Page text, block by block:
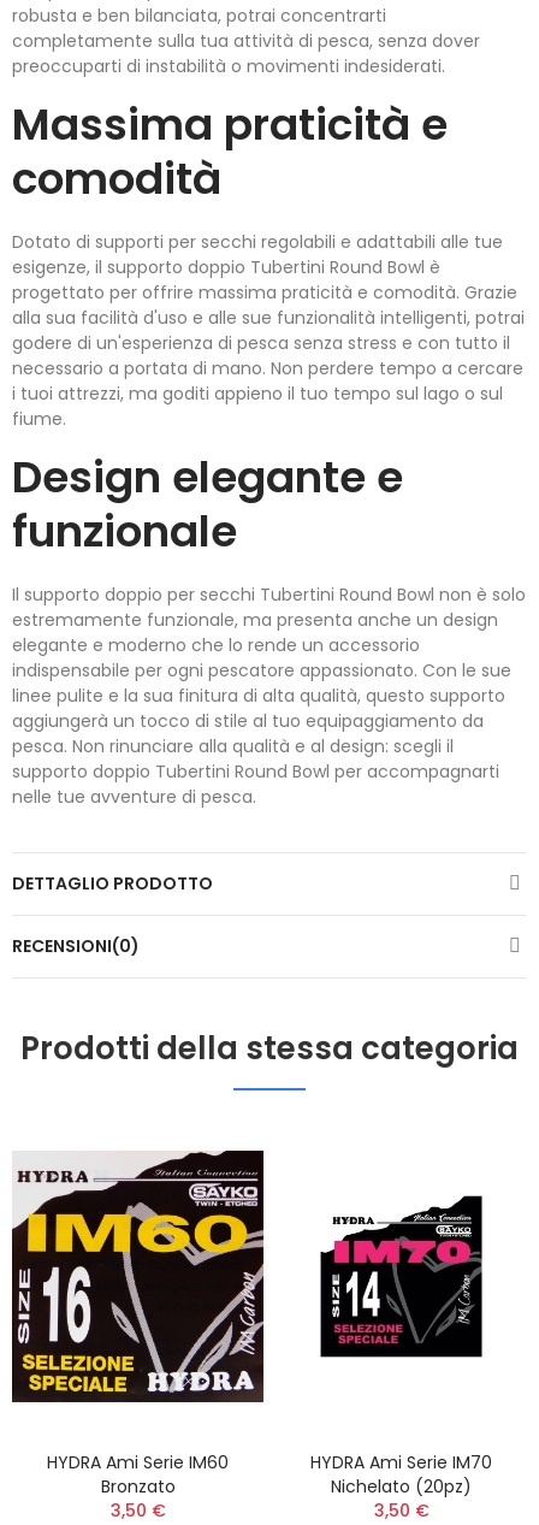
robusta e ben bilanciata, potrai concentrarti
completamente sulla tua attività di pesca, senza dover
preoccuparti di instabilità o movimenti indesiderati.
Massima praticità e
comodità
Dotato di supporti per secchi regolabili e adattabili alle tue
esigenze, il supporto doppio Tubertini Round Bowl è
progettato per offrire massima praticità e comodità. Grazie
alla sua facilità d'uso e alle sue funzionalità intelligenti, potrai
godere di un'esperienza di pesca senza stress e con tutto il
necessario a portata di mano. Non perdere tempo a cercare
i tuoi attrezzi, ma goditi appieno il tuo tempo sul lago o sul
fiume.
Design elegante e
funzionale
Il supporto doppio per secchi Tubertini Round Bowl non è solo
estremamente funzionale, ma presenta anche un design
elegante e moderno che lo rende un accessorio
indispensabile per ogni pescatore appassionato. Con le sue
linee pulite e la sua finitura di alta qualità, questo supporto
aggiungerà un tocco di stile al tuo equipaggiamento da
pesca. Non rinunciare alla qualità e al design: scegli il
supporto doppio Tubertini Round Bowl per accompagnarti
nelle tue avventure di pesca.
DETTAGLIO PRODOTTO
RECENSIONI(0)
Prodotti della stessa categoria
HYDRA Ami Serie IM60
Bronzato
3,50 €
HYDRA Ami Serie IM70
Nichelato (20pz)
3,50 €